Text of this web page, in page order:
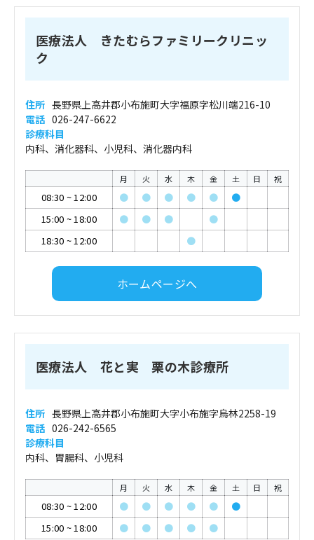
医療法人 きたむらファミリークリニッ
ク
住所 長野県上高井郡小布施町大字福原字松川端216-10
電話 026-247-6622
診療科目
内科、消化器科、小児科、消化器内科
月 火 水 木 金 土 日 祝
08:30 ~12:00 ● ● ● ● ●
●
15:00 ~18:00 ● ● ●
●
18:30 ~12:00 ●
ホームページへ
医療法人 花と実 栗の木診療所
住所 長野県上高井郡小布施町大字小布施字烏林2258-19
電話 026-242-6565
診療科目
内科、胃腸科、小児科
月 火 水 木 金 土 日 祝
08:30 ~12:00 ● ● ● ● ●
●
15:00 ~18:00 ● ● ● ● ●